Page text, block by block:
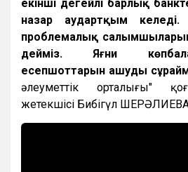
екінші деңгейлі барлық
назар аудартқым келеді.
проблемалық
дейміз. Яғни
есепшоттарын ашуды
әлеуметтік орталығы"
жетекшісі Бибігүл